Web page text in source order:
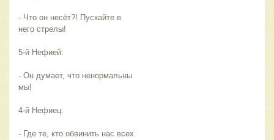
- Что он несёт?! Пускайте в
него стрелы!
5-й Нефией:
- Он думает, что ненормальны
мы!
4-й Нефиец:
- Где те, кто обвинить нас всех